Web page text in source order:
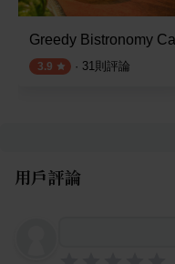
Greedy Bistronomy
3.9 · 31則評論
用戶評論